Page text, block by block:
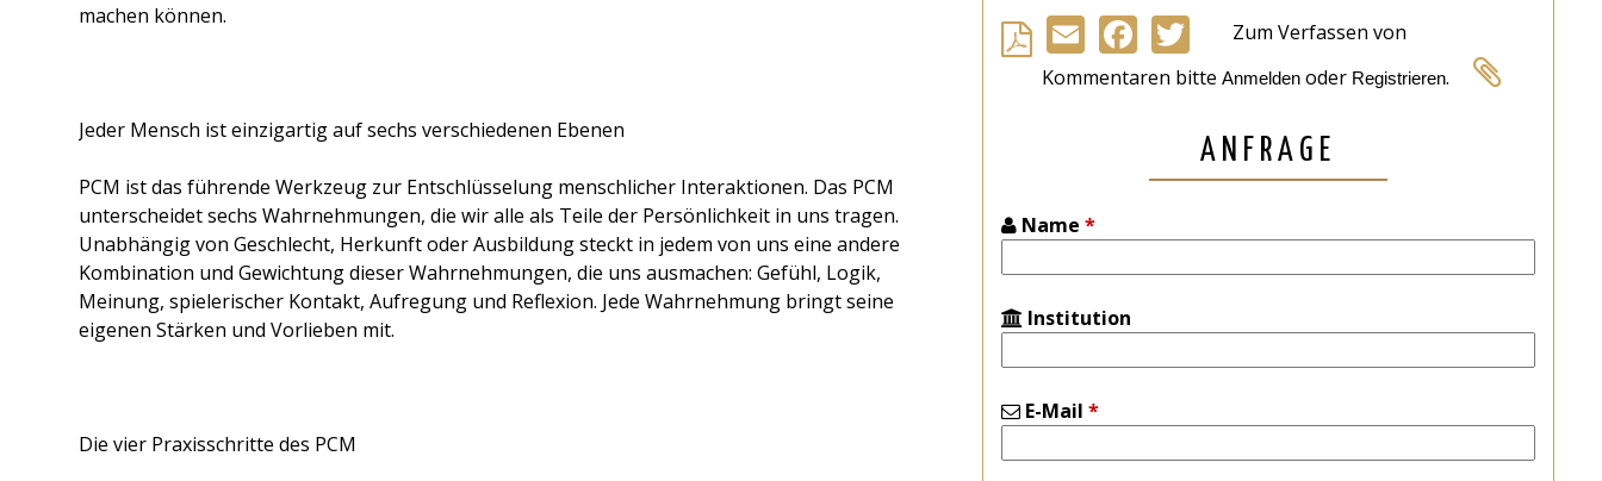
machen können.
Jeder Mensch ist einzigartig auf sechs verschiedenen Ebenen
PCM ist das führende Werkzeug zur Entschlüsselung menschlicher Interaktionen. Das PCM
unterscheidet sechs Wahrnehmungen, die wir alle als Teile der Persönlichkeit in uns tragen.
Unabhängig von Geschlecht, Herkunft oder Ausbildung steckt in jedem von uns eine andere
Kombination und Gewichtung dieser Wahrnehmungen, die uns ausmachen: Gefühl, Logik,
Meinung, spielerischer Kontakt, Aufregung und Reflexion. Jede Wahrnehmung bringt seine
eigenen Stärken und Vorlieben mit.
Die vier Praxisschritte des PCM
Email FacebookTwitterZum Verfassen von
Kommentaren bitte Anmeldenoder Registrieren.
ANFRAGE
Name *
Institution
E-Mail *